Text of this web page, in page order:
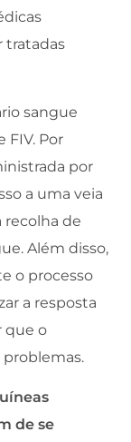
tratadas
sangue
Por
por
a uma veia
recolha de
Além disso,
o processo
a resposta
que o
de se